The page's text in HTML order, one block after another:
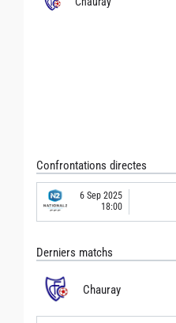
Confrontations directes
6 Sep 2025
18:00
Derniers matchs
Chauray